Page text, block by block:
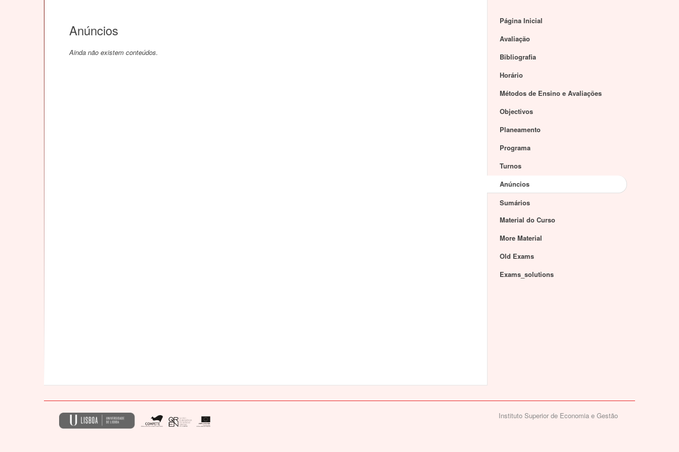
Anúncios
Ainda não existem conteúdos.
Página Inicial
Avaliação
Bibliografia
Horário
Métodos de Ensino e Avaliações
Objectivos
Planeamento
Programa
Turnos
Anúncios
Sumários
Material do Curso
More Material
Old Exams
Exams_solutions
Instituto Superior de Economia e Gestão